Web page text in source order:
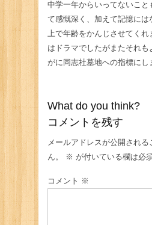
中学一年からいってないこと
て感慨深く、加えて記憶には
上で年齢をかんじさせてくれ
はドラマでしたがまたそれも
がに同志社墓地への指標にし
What do you think?
コメントを残す
メールアドレスが公開される
ん。
※ が付いている欄は必
コメント ※